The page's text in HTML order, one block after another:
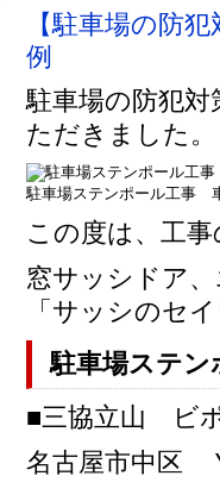
【駐車場の防
例
駐車場の防犯
ただきました。
駐車場ステンポール工事
この度は、工
窓サッシドア
「サッシのセ
駐車場ステ
■三協立山 ビ
名古屋市中区